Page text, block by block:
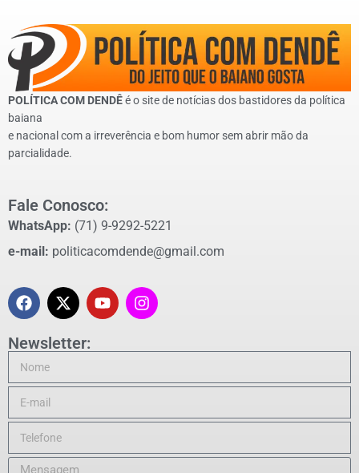
POLÍTICA COM DENDÊé o site de notícias dos bastidores da política
baiana
e nacional com a irreverência e bom humor sem abrir mão da
parcialidade.
Fale Conosco:
WhatsApp: (71) 9-9292-5221
e-mail: politicacomdende@gmail.com
Newsletter: